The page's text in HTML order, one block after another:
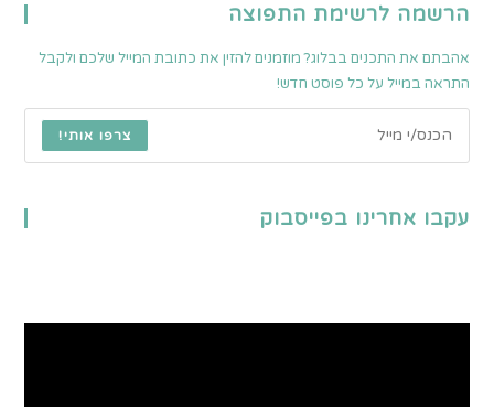
הרשמה לרשימת התפוצה
אהבתם את התכנים בבלוג? מוזמנים להזין את כתובת המייל שלכם ולקבל
התראה במייל על כל פוסט חדש!
צרפו אותי!
עקבו אחרינו בפייסבוק